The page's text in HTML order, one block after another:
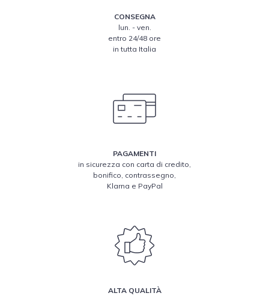
CONSEGNA
lun. - ven.
entro 24/48 ore
in tutta Italia
PAGAMENTI
in sicurezza con carta di credito,
bonifico, contrassegno,
Klarna e PayPal
ALTA QUALITÀ